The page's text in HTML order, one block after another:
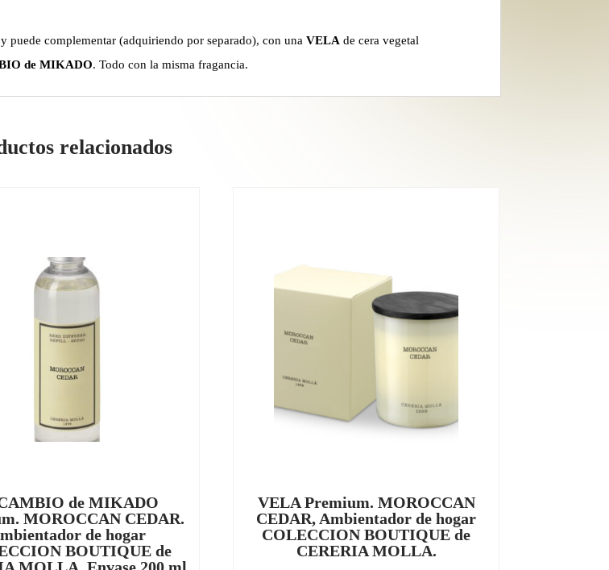
puede complementar (adquiriendo por separado), con unaVELA de cera vegetal
de MIKADO. Todo con la misma fragancia.
relacionados
de MIKADO
MOROCCAN CEDAR.
de hogar
BOUTIQUE de
VELA Premium. MOROCCAN
CEDAR, Ambientador de hogar
COLECCION BOUTIQUE de
CERERIA MOLLA.